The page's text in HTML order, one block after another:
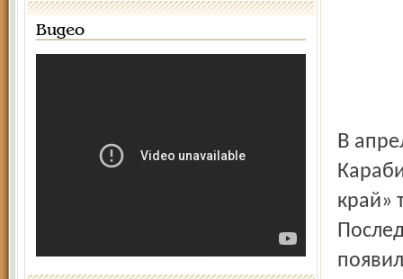
Видео
В апреле этого года глава администрации Сергей
край»